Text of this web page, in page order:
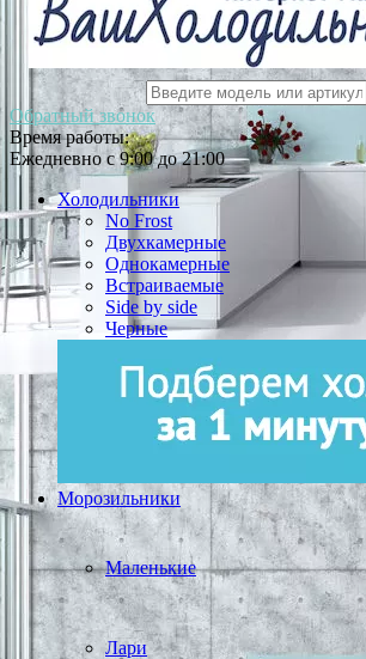
Обратный звонок
Время работы:
Ежедневно с 9:00 до 21:00
Холодильники
No Frost
Двухкамерные
Однокамерные
Встраиваемые
Side by side
Черные
Морозильники
Маленькие
Лари